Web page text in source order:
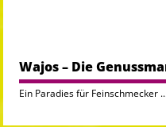
Wajos – Die
Ein Paradies für Feinschmecker